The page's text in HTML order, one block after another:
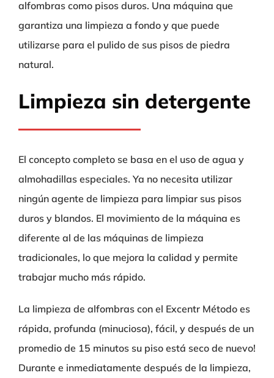
alfombras como pisos duros. Una máquina que
garantiza una limpieza a fondo y que puede
utilizarse para el pulido de sus pisos de piedra
natural.
Limpieza sin detergente
El concepto completo se basa en el uso de agua y
almohadillas especiales. Ya no necesita utilizar
ningún agente de limpieza para limpiar sus pisos
duros y blandos. El movimiento de la máquina es
diferente al de las máquinas de limpieza
tradicionales, lo que mejora la calidad y permite
trabajar mucho más rápido.
La limpieza de alfombras con el Excentr Método es
rápida, profunda (minuciosa), fácil, y después de un
promedio de 15 minutos su piso está seco de nuevo!
Durante e inmediatamente después de la limpieza,